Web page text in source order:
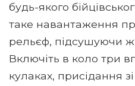
будь-якого
таке навантаження
рельєф, підсушуючи
Включіть в коло три
кулаках, присідання